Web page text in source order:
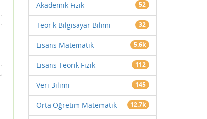
Akademik Fizik 52
Teorik Bilgisayar Bilimi 32
Lisans Matematik 5.6k
Lisans Teorik Fizik 112
Veri Bilimi 145
Orta Öğretim Matematik 12.7k